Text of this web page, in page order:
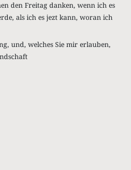
den Freitag danken, wenn ich es
als ich es jezt kann, woran ich
und, welches Sie mir erlauben,